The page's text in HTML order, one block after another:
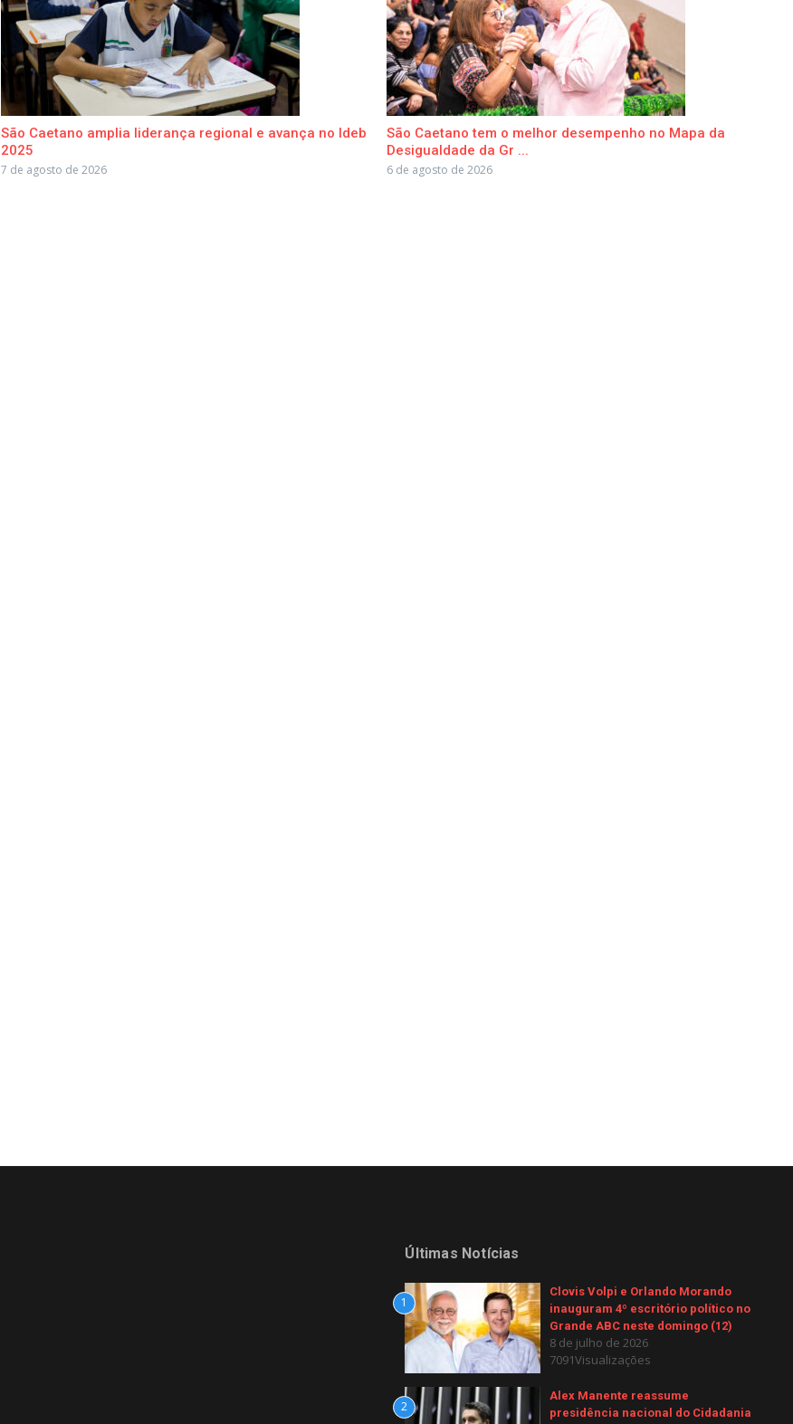
São Caetano amplia liderança regional e avança no Ideb
2025
7 de agosto de 2026
São Caetano tem o melhor desempenho no Mapa da
Desigualdade da Gr ...
6 de agosto de 2026
Últimas Notícias
1
Clovis Volpi e Orlando Morando
inauguram 4º escritório político no
Grande ABC neste domingo (12)
8 de julho de 2026
7091Visualizações
2
Alex Manente reassume
presidência nacional do Cidadania